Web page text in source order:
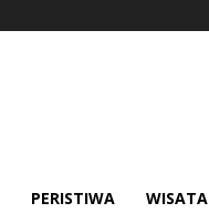
PERISTIWA WISATA